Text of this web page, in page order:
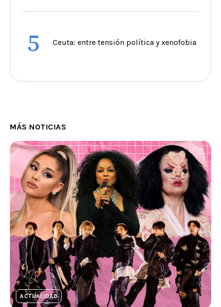
5 Ceuta: entre tensión política y xenofobia
MÁS NOTICIAS
ACTUALIDAD